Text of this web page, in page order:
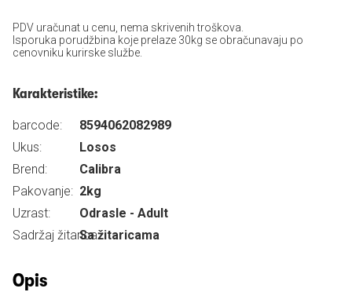
PDV uračunat u cenu, nema skrivenih troškova.
Isporuka porudžbina koje prelaze 30kg se obračunavaju po
cenovniku kurirske službe.
Karakteristike:
barcode:
8594062082989
Ukus:
Losos
Brend:
Calibra
Pakovanje: 2kg
Uzrast:
Odrasle - Adult
Sadržaj žitarica:Sa žitaricama
Opis